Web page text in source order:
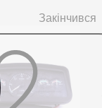
Закінчився